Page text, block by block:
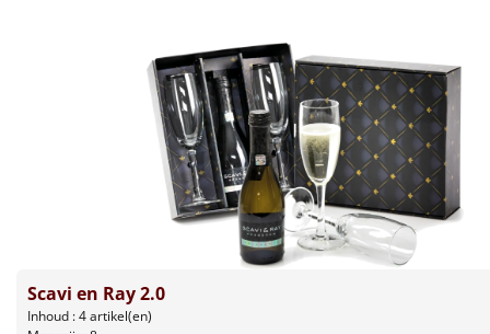
Tas
Scavi en Ray 2.0
Inhoud : 4 artikel(en)